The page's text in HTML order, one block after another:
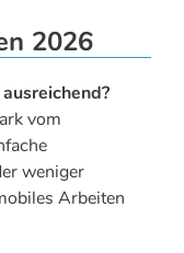
2026
vom
weniger
Arbeiten